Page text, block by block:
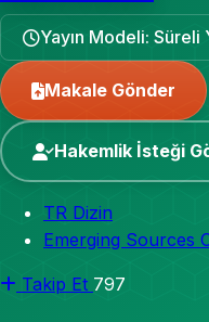
Yayın Modeli: Süreli
Makale Gönder
Hakemlik İsteği
TR Dizin
Emerging Sources
Takip Et 797